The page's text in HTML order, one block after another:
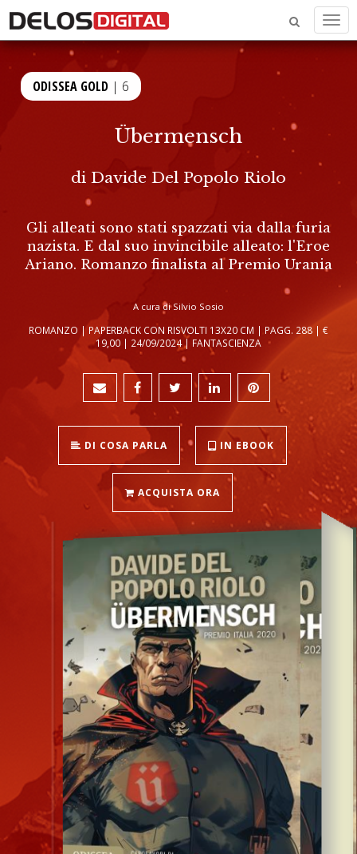
ODISSEA GOLD | 6
Übermensch
di Davide Del Popolo Riolo
Gli alleati sono stati spazzati via dalla furia
nazista. E dal suo invincibile alleato: l'Eroe
Ariano. Romanzo finalista al Premio Urania
A cura di Silvio Sosio
ROMANZO | PAPERBACK CON RISVOLTI 13X20 CM | PAGG. 288 | €
19,00 | 24/09/2024 | FANTASCIENZA
DI COSA PARLA IN EBOOK
ACQUISTA ORA